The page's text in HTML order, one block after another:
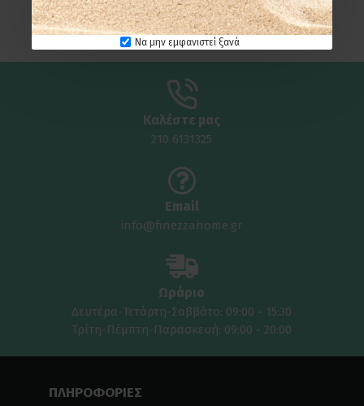
Να μην εμφανιστεί ξανά
62,95€ 57,95€
Καλέστε μας
210 6131325
Email
info@finezzahome.gr
Ωράριο
Δευτέρα-Τετάρτη-Σαββάτο: 09:00 - 15:30
Τρίτη-Πέμπτη-Παρασκευή: 09:00 - 20:00
ΠΛΗΡΟΦΟΡΙΕΣ